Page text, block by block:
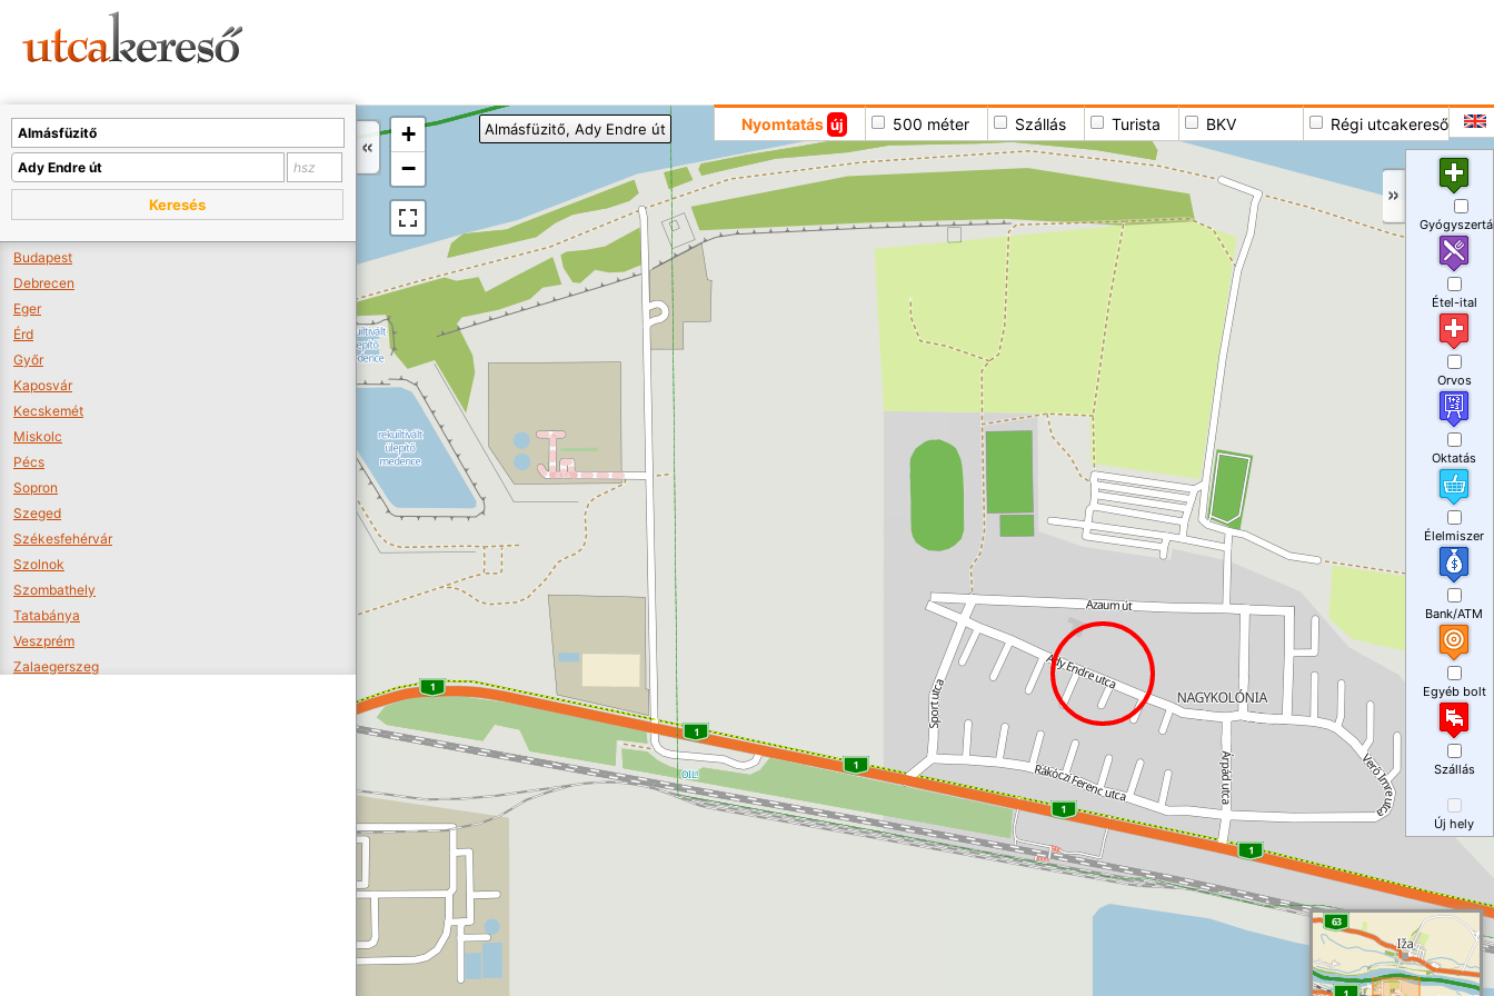
+
−
Nyomtatás új 500 méter Szállás Turista BKV Régi utcakereső
Almásfüzitő, Ady Endre út
Keresés
Budapest
Debrecen
Eger
Érd
Győr
Kaposvár
Kecskemét
Miskolc
Pécs
Sopron
Szeged
Székesfehérvár
Szolnok
Szombathely
Tatabánya
Veszprém
Zalaegerszeg
Étel-ital
Orvos
Oktatás
Élelmiszer
Bank/ATM
Egyéb bolt
Szállás
Új hely
A térképet kicsinyíteni kell, hogy látszódjanak a boltok.
Boltok látszódjanak >>